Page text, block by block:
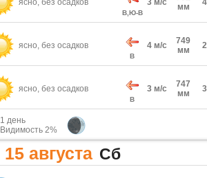
ясно, без осадков
В,Ю-В
3 м/с
мм
ясно, без осадков
В
4 м/с
749
мм
ясно, без осадков
В
3 м/с
747
мм
1 день
Видимость 2%
15 августа Сб